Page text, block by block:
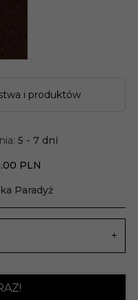
i produktów
5 - 7 dni
PLN
Paradyż